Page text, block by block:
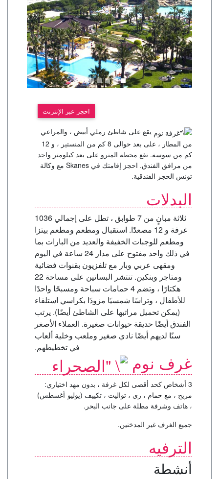
احجز عبر الإنترنت
يقع على شاطئ رملي أبيض ، والمراعي
من المطار ، على بعد حوالى 8 كم من المنستير ، و 12
كم من سوسة. تقع محطة المترو على بعد كيلومتر واحد
من مرافق الفندق. احجز إقامتك في Skanes مع وكالة
تونس الحجز الفندقية.
البدلات
ثلاثة مبانٍ من 7 طوابق ، تطل على إجمالي 1036
غرفة و 12 مصعدًا. استقبال ومطعم ومطعم بيتزا
ومطعم للوجبات الخفيفة والعديد من البارات بما
في ذلك واحد مفتوح على مدار 24 ساعة في اليوم
ومقهى عربي وبار مع تلفزيون بقنوات فضائية
ومتاجر وبنكين. تنتشر البساتين على مساحة 22
هكتارًا ، وتضم 4 حمامات سباحة ومسبحًا واحدًا
للأطفال ، وتراسًا شمسيًا مزودًا بكراسي استلقاء
(يمكن تحميل مراتبها على الشاطئ أيضًا). يرتب
الفندق أيضًا حديقة حيوانات صغيرة. العملاء الأصغر
سنًا لديهم أيضًا نادي صغير وملعب وخلية ألعاب
في تخطيطهم.
غرف نوم
3 أشخاص كحد أقصى لكل غرفة ، بدون مهد اختياري:
مريح ، مع حمام ، ري ، تواليت ، تكييف (يوليو-أغسطس)
، هاتف وشرفة مطلة على جانب البحر.
جميع الغرف غير المدخنين.
الترفيه
أنشطة